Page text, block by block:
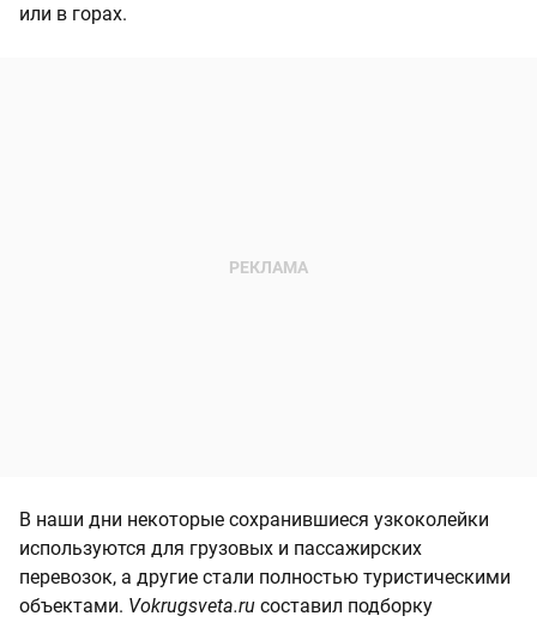
или в горах.
В наши дни некоторые сохранившиеся узкоколейки
используются для грузовых и пассажирских
перевозок, а другие стали полностью туристическими
объектами. Vokrugsveta.ru составил подборку